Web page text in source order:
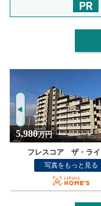
PR
6,288万円
写真をもっと見る